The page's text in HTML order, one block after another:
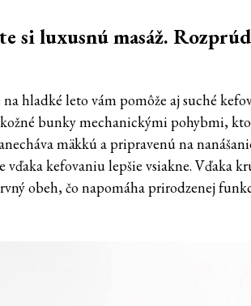
si luxusnú masáž.
hladké leto vám pomôže aj suché
bunky mechanickými pohybmi,
mäkkú a pripravenú na
vďaka kefovaniu lepšie vsiakne. Vďaka
obeh, čo napomáha prirodzenej